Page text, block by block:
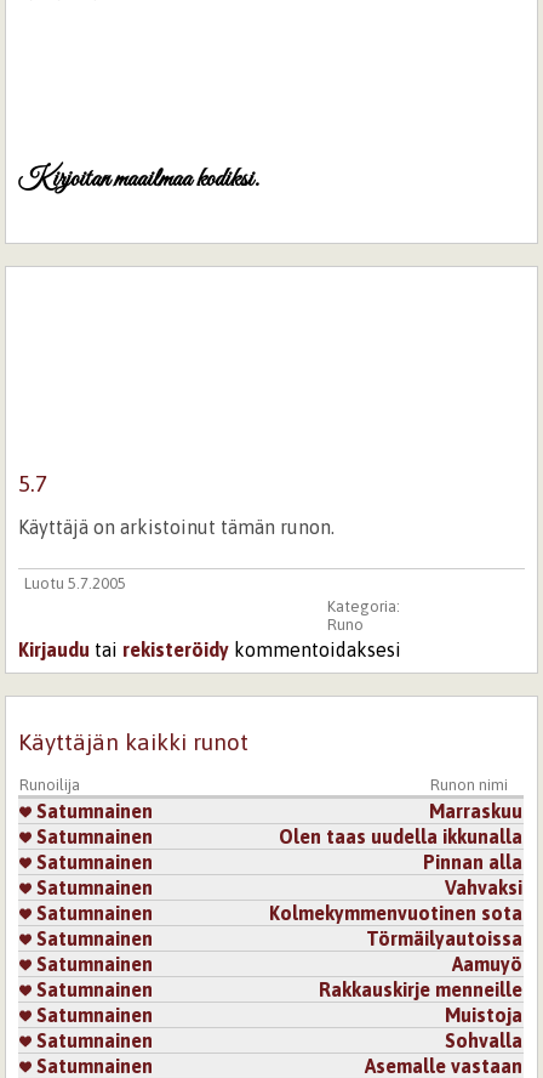
Kirjoitan maailmaa kodiksi.
5.7
Käyttäjä on arkistoinut tämän runon.
Luotu 5.7.2005
Kategoria:
Runo
Kirjaudu tai rekisteröidy kommentoidaksesi
Käyttäjän kaikki runot
Runoilija Runon nimi
Satumnainen
Marraskuu
Satumnainen
Olen taas uudella ikkunalla
Satumnainen
Pinnan alla
Satumnainen
Vahvaksi
Satumnainen
Kolmekymmenvuotinen sota
Satumnainen
Törmäilyautoissa
Satumnainen
Aamuyö
Satumnainen
Rakkauskirje menneille
Satumnainen
Muistoja
Satumnainen
Sohvalla
Satumnainen
Asemalle vastaan